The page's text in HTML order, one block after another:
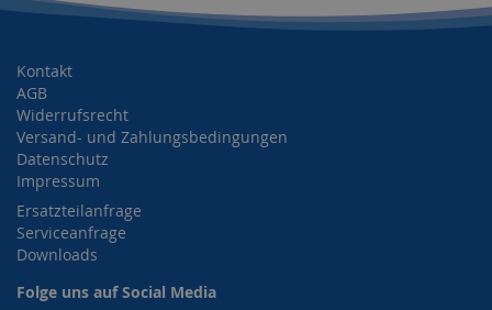
Kontakt
AGB
Widerrufsrecht
Versand- und Zahlungsbedingungen
Datenschutz
Impressum
Ersatzteilanfrage
Serviceanfrage
Downloads
Folge uns auf Social Media